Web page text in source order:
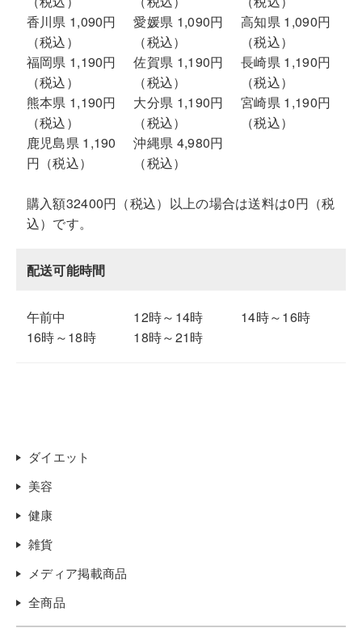
香川県 1,090円
（税込）
愛媛県 1,090円
（税込）
高知県 1,090円
（税込）
福岡県 1,190円
（税込）
佐賀県 1,190円
（税込）
長崎県 1,190円
（税込）
熊本県 1,190円
（税込）
大分県 1,190円
（税込）
宮崎県 1,190円
（税込）
鹿児島県 1,190
円（税込）
沖縄県 4,980円
（税込）
購入額32400円（税込）以上の場合は送料は0円（税
込）です。
配送可能時間
午前中 12時～14時
14時～16時
16時～18時
18時～21時
ダイエット
美容
健康
雑貨
メディア掲載商品
全商品